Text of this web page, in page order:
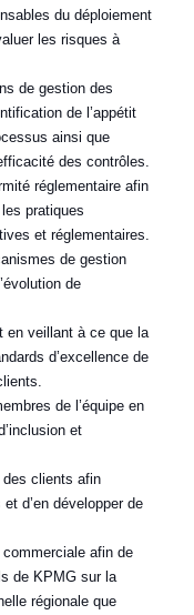
du déploiement
les risques à
de gestion des
de l’appétit
ainsi que
des contrôles.
réglementaire afin
pratiques
et réglementaires.
de gestion
de
en veillant à ce que la
d’excellence de
de l’équipe en
et
clients afin
d’en développer de
afin de
de KPMG sur la
régionale que